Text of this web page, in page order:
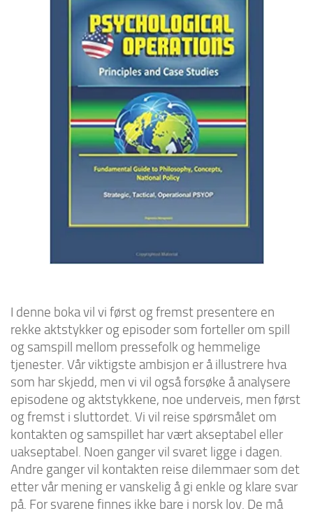
I denne boka vil vi først og fremst presentere en
rekke aktstykker og episoder som forteller om spill
og samspill mellom pressefolk og hemmelige
tjenester. Vår viktigste ambisjon er å illustrere hva
som har skjedd, men vi vil også forsøke å analysere
episodene og aktstykkene, noe underveis, men først
og fremst i sluttordet. Vi vil reise spørsmålet om
kontakten og samspillet har vært akseptabel eller
uakseptabel. Noen ganger vil svaret ligge i dagen.
Andre ganger vil kontakten reise dilemmaer som det
etter vår mening er vanskelig å gi enkle og klare svar
på. For svarene finnes ikke bare i norsk lov. De må